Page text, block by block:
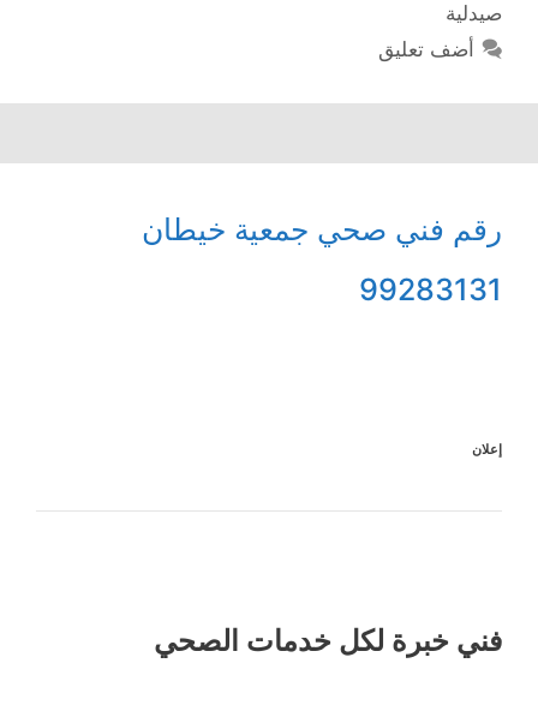
صيدلية
أضف تعليق
رقم فني صحي جمعية خيطان
99283131
إعلان
فني خبرة لكل خدمات الصحي